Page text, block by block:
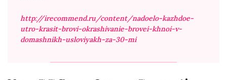
http://irecommend.ru/content/nadoelo-kazhdoe-
utro-krasit-brovi-okrashivanie-brovei-khnoi-v-
domashnikh-usloviyakh-za-30-mi